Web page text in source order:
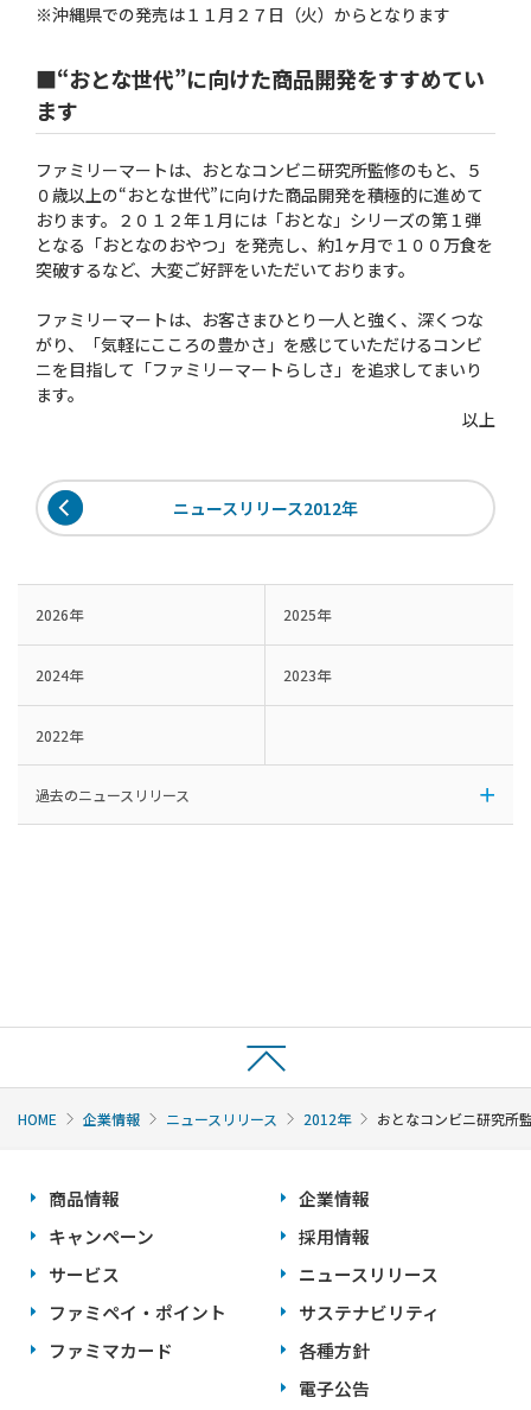
※沖縄県での発売は１１月２７日（火）からとなります
■“おとな世代”に向けた商品開発をすすめてい
ます
ファミリーマートは、おとなコンビニ研究所監修のもと、５
０歳以上の“おとな世代”に向けた商品開発を積極的に進めて
おります。２０１２年１月には「おとな」シリーズの第１弾
となる「おとなのおやつ」を発売し、約1ヶ月で１００万食を
突破するなど、大変ご好評をいただいております。
ファミリーマートは、お客さまひとり一人と強く、深くつな
がり、「気軽にこころの豊かさ」を感じていただけるコンビ
ニを目指して「ファミリーマートらしさ」を追求してまいり
ます。
以上
ニュースリリース2012年
2026年 2025年
2024年 2023年
2022年
過去のニュースリリース
HOME 企業情報 ニュースリリース 2012年 おとなコンビニ研究所
商品情報
キャンペーン
サービス
ファミペイ・ポイント
ファミマカード
企業情報
採用情報
ニュースリリース
サステナビリティ
各種方針
電子公告